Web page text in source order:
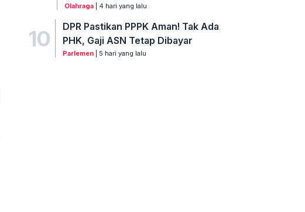
Olahraga| 4 hari yang lalu
10
DPR Pastikan PPPK Aman! Tak Ada
PHK, Gaji ASN Tetap Dibayar
Parlemen| 5 hari yang lalu